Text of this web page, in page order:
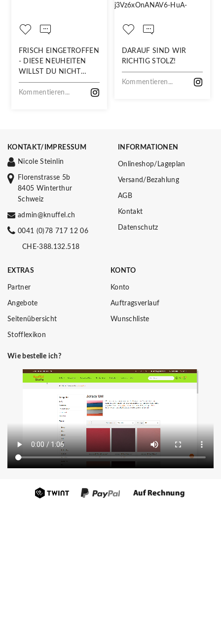
FRISCH EINGETROFFEN
- DIESE NEUHEITEN
WILLST DU NICHT
VERPASSEN!
Kommentieren...
DARAUF SIND WIR
RICHTIG STOLZ!
Kommentieren...
KONTAKT/IMPRESSUM
Nicole Steinlin
Florenstrasse 5b
8405 Winterthur
Schweiz
admin@knuffel.ch
0041 (0)78 717 12 06
CHE-388.132.518
INFORMATIONEN
Onlineshop/Lageplan
Versand/Bezahlung
AGB
Kontakt
Datenschutz
EXTRAS
Partner
Angebote
Seitenübersicht
Stofflexikon
KONTO
Konto
Auftragsverlauf
Wunschliste
Wie bestelle ich?